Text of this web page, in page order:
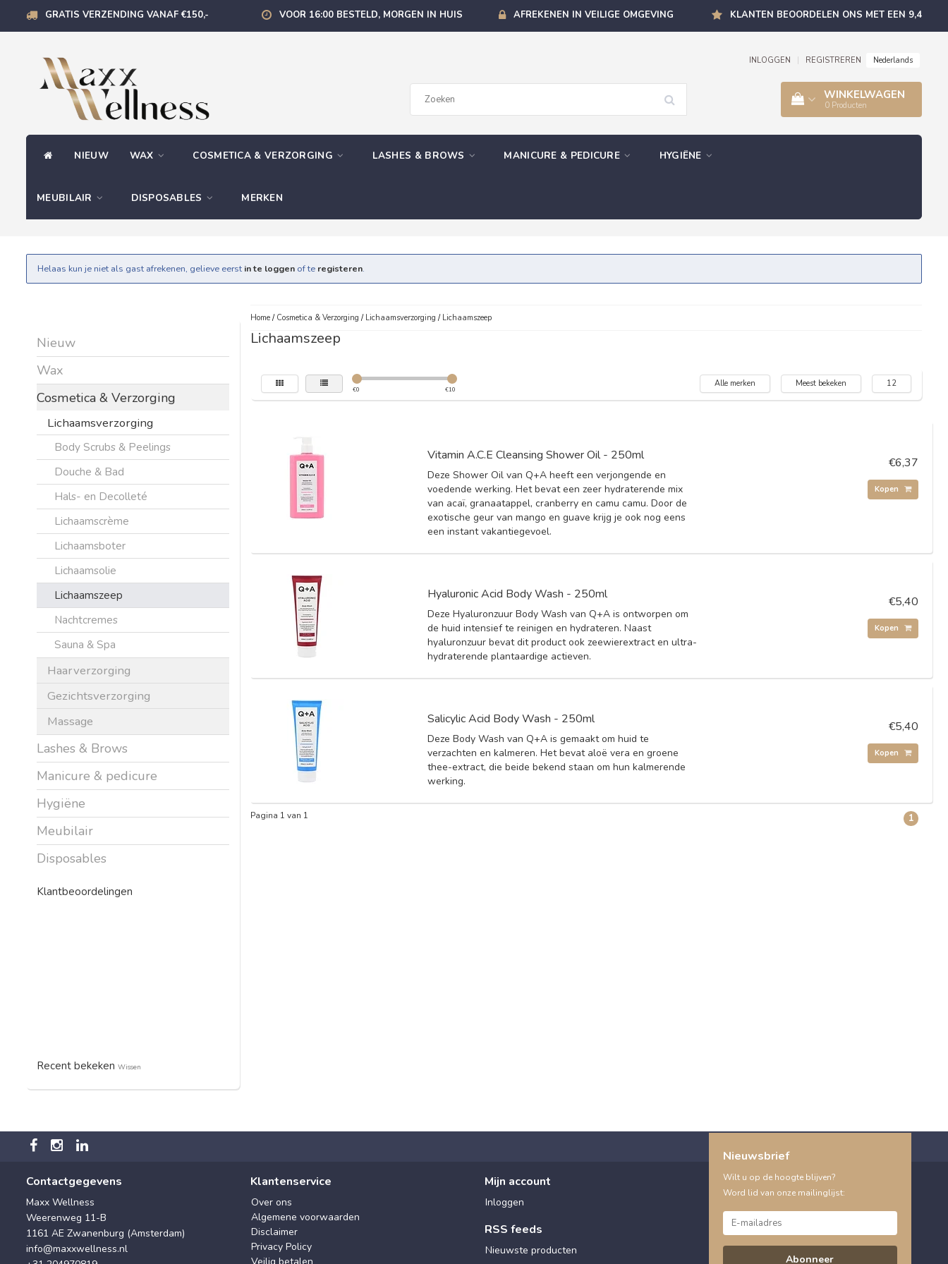
GRATIS VERZENDING VANAF €150,- VOOR 16:00 BESTELD, MORGEN IN HUIS AFREKENEN IN VEILIGE OMGEVING KLANTEN BEOORDELEN ONS MET EEN 9,4
INLOGGEN REGISTREREN Nederlands
WINKELWAGEN
0 Producten
NIEUW WAX COSMETICA & VERZORGING LASHES & BROWS MANICURE & PEDICURE HYGIËNE
MEUBILAIR DISPOSABLES MERKEN
Helaas kun je niet als gast afrekenen, gelieve eerst in te loggen of te registeren.
Nieuw
Wax
Cosmetica & Verzorging
Lichaamsverzorging
Body Scrubs & Peelings
Douche & Bad
Hals- en Decolleté
Lichaamscrème
Lichaamsboter
Lichaamsolie
Lichaamszeep
Nachtcremes
Sauna & Spa
Haarverzorging
Gezichtsverzorging
Massage
Lashes & Brows
Manicure & pedicure
Hygiëne
Meubilair
Disposables
Klantbeoordelingen
Recent bekeken Wissen
Home/ Cosmetica & Verzorging / Lichaamsverzorging / Lichaamszeep
Lichaamszeep
€0 €10
Alle merken Meest bekeken 12
Vitamin A.C.E Cleansing Shower Oil - 250ml
Deze Shower Oil van Q+A heeft een verjongende en
voedende werking. Het bevat een zeer hydraterende mix
van acaï, granaatappel, cranberry en camu camu. Door de
exotische geur van mango en guave krijg je ook nog eens
een instant vakantiegevoel.
€6,37
Kopen
Hyaluronic Acid Body Wash - 250ml
Deze Hyaluronzuur Body Wash van Q+A is ontworpen om
de huid intensief te reinigen en hydrateren. Naast
hyaluronzuur bevat dit product ook zeewierextract en ultra-
hydraterende plantaardige actieven.
€5,40
Kopen
Salicylic Acid Body Wash - 250ml
Deze Body Wash van Q+A is gemaakt om huid te
verzachten en kalmeren. Het bevat aloë vera en groene
thee-extract, die beide bekend staan om hun kalmerende
werking.
€5,40
Kopen
Pagina 1 van 1 1
Contactgegevens
Maxx Wellness
Weerenweg 11-B
1161 AE Zwanenburg (Amsterdam)
info@maxxwellness.nl
Klantenservice
Over ons
Algemene voorwaarden
Disclaimer
Privacy Policy
Veilig betalen
Mijn account
Inloggen
RSS feeds
Nieuwste producten
Nieuwsbrief
Wilt u op de hoogte blijven?
Word lid van onze mailinglijst:
Abonneer